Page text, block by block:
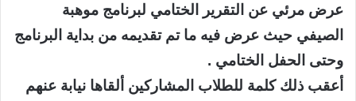
عرض مرئي عن التقرير الختامي لبرنامج موهبة
الصيفي حيث عرض فيه ما تم تقديمه من بداية البرنامج
وحتى الحفل الختامي .
أعقب ذلك كلمة للطلاب المشاركين ألقاها نيابة عنهم